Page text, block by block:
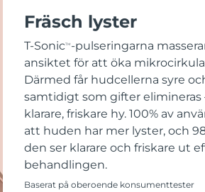
Fräsch lyster
T-SonicTM -pulseringarna
ansiktet för att öka
Därmed får hudcellerna syre
samtidigt som gifter elimineras
klarare, friskare hy. 100% av
att huden har mer lyster, och
den ser klarare och friskare ut
behandlingen.
Baserat på oberoende konsumenttester